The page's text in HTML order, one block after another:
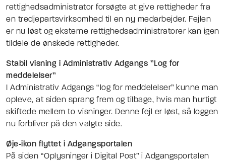
rettighedsadministrator forsøgte at give rettigheder fra
en tredjepartsvirksomhed til en ny medarbejder. Fejlen
er nu løst og eksterne rettighedsadministratorer kan igen
tildele de ønskede rettigheder.
Stabil visning i Administrativ Adgangs ”Log for
meddelelser”
I Administrativ Adgangs “log for meddelelser” kunne man
opleve, at siden sprang frem og tilbage, hvis man hurtigt
skiftede mellem to visninger. Denne fejl er løst, så loggen
nu forbliver på den valgte side.
Øje‑ikon flyttet i Adgangsportalen
På siden “Oplysninger i Digital Post” i Adgangsportalen